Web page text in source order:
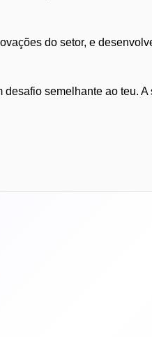
do setor, e
semelhante ao teu.